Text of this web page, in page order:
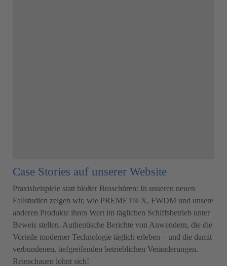
Case Stories auf unserer Website
Praxisbeispiele statt bloßer Broschüren: In unseren neuen
Fallstudien zeigen wir, wie PREMET® X, FWDM und unsere
anderen Produkte ihren Wert im täglichen Schiffsbetrieb unter
Beweis stellen. Authentische Berichte von Anwendern, die die
Vorteile moderner Technologie täglich erleben – und die damit
verbundenen, tiefgreifenden betrieblichen Veränderungen.
Reinschauen lohnt sich!